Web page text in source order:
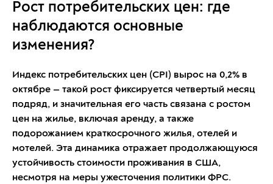
Рост потребительских цен: где
наблюдаются основные
изменения?
Индекс потребительских цен (CPI) вырос на 0,2% в
октябре — такой рост фиксируется четвертый месяц
подряд, и значительная его часть связана с ростом
цен на жилье, включая аренду, а также
подорожанием краткосрочного жилья, отелей и
мотелей. Эта динамика отражает продолжающуюся
устойчивость стоимости проживания в США,
несмотря на меры ужесточения политики ФРС.